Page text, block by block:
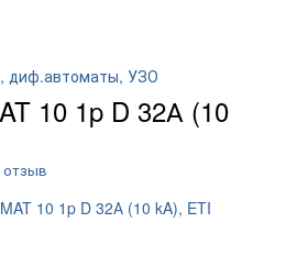
диф.автоматы, УЗО
10 1p D 32А (10
отзыв